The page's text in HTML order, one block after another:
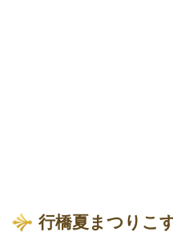
行橋夏まつりこ